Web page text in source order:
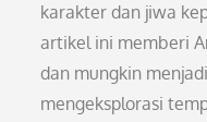
karakter dan jiwa
artikel ini memberi
dan mungkin
mengeksplorasi